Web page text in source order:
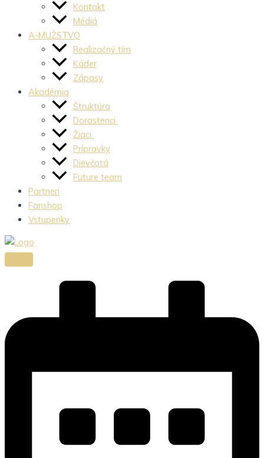
Kontakt
Médiá
A-MUŽSTVO
Realizačný tím
Káder
Zápasy
Akadémia
Štruktúra
Dorastenci
Žiaci
Prípravky
Dievčatá
Future team
Partneri
Fanshop
Vstupenky